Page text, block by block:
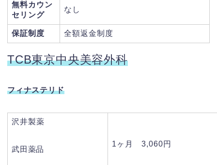
無料カウン
セリング
なし
保証制度 全額返金制度
TCB東京中央美容外科
フィナステリド
沢井製薬
武田薬品
1ヶ月 3,060円